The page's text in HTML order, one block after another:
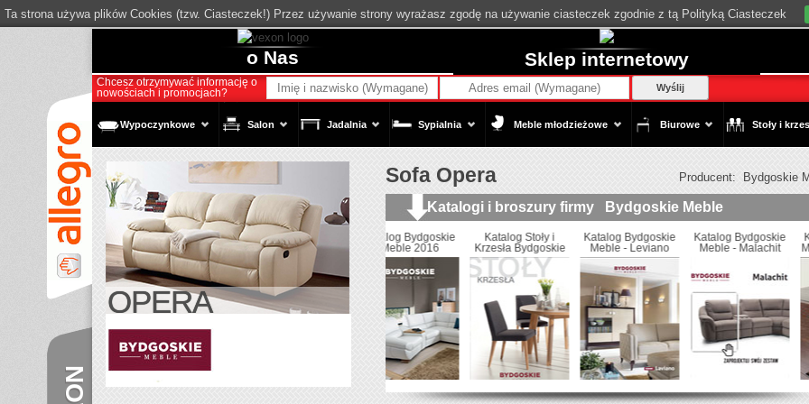
o Nas Sklep internetowy
Chcesz otrzymywać informację o
nowościach i promocjach?
Wyślij
Wypoczynkowe Salon Jadalnia Sypialnia Meble młodzieżowe Biurowe Stoły i
OPERA
Sofa Opera Producent: Bydgoskie
Katalogi i broszury firmy Bydgoskie Meble
Katalog Bydgoskie
Meble 2016
Katalog Stoły i
Krzesła Bydgoskie
Meble
Katalog Bydgoskie
Meble - Leviano
Katalog Bydgoskie
Meble - Malachit
Katalog Bydgoskie
Meble 2013 - meble
skrzyniowe
Ta strona używa plików Cookies (tzw. Ciasteczek!) Przez używanie strony wyrażasz zgodę na używanie ciasteczek zgodnie z tą Polityką Ciasteczek